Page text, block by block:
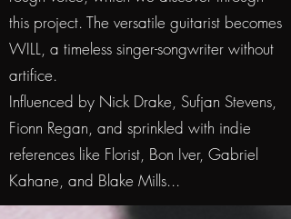
this project. The versatile guitarist becomes
WILL, a timeless singer-songwriter without
artifice.
Influenced by Nick Drake, Sufjan Stevens,
Fionn Regan, and sprinkled with indie
references like Florist, Bon Iver, Gabriel
Kahane, and Blake Mills...